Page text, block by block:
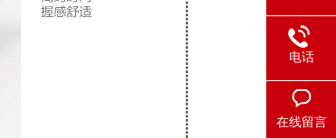
电话
在线留言